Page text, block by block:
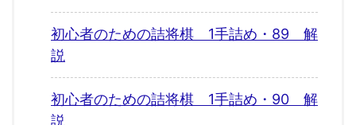
初心者のための詰将棋 1手詰め・89 解
説
初心者のための詰将棋 1手詰め・90 解
説